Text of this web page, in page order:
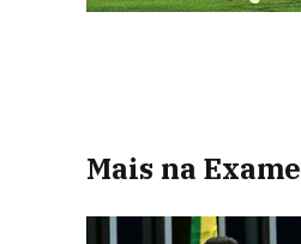
Mais na Exame